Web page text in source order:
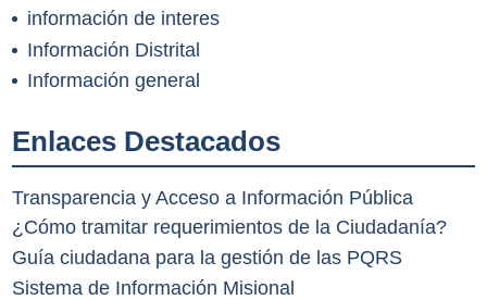
información de interes
Información Distrital
Información general
Enlaces Destacados
Transparencia y Acceso a Información Pública
¿Cómo tramitar requerimientos de la Ciudadanía?
Guía ciudadana para la gestión de las PQRS
Sistema de Información Misional